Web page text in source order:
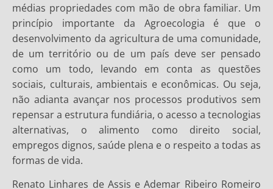
médias propriedades com mão de obra familiar. Um
princípio importante da Agroecologia é que o
desenvolvimento da agricultura de uma comunidade,
de um território ou de um país deve ser pensado
como um todo, levando em conta as questões
sociais, culturais, ambientais e econômicas. Ou seja,
não adianta avançar nos processos produtivos sem
repensar a estrutura fundiária, o acesso a tecnologias
alternativas, o alimento como direito social,
empregos dignos, saúde plena e o respeito a todas as
formas de vida.
Renato Linhares de Assis e Ademar Ribeiro Romeiro